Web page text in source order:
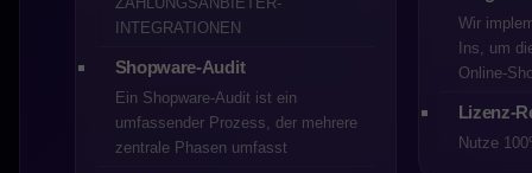
INTEGRATIONEN
Shopware-Audit
Ein Shopware-Audit ist ein
umfassender Prozess, der mehrere
zentrale Phasen umfasst
Wir
Ins, um
Lizenz-
Nutze
Teilen Sie